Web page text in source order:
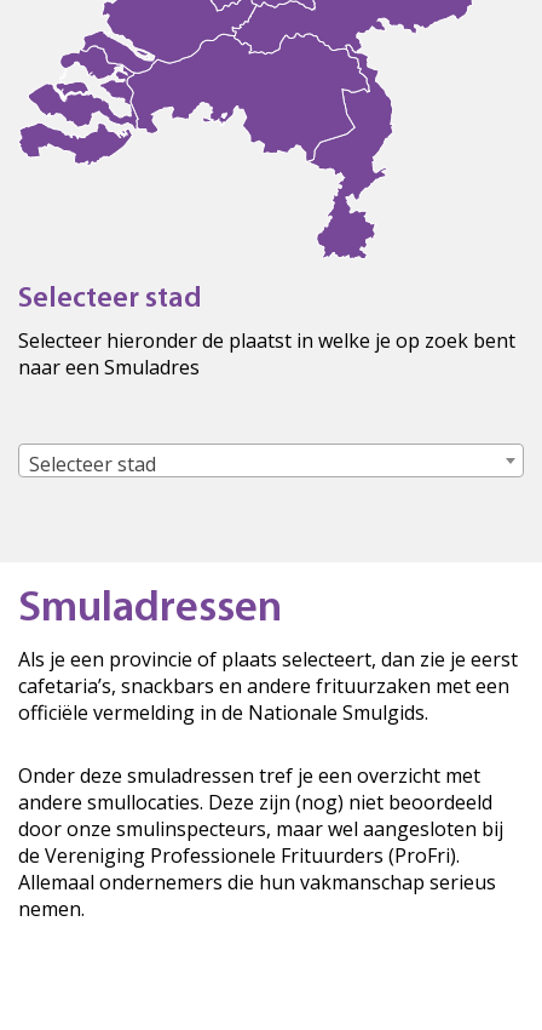
Selecteer stad
Selecteer hieronder de plaatst in welke je op zoek bent
naar een Smuladres
Selecteer stad
Smuladressen
Als je een provincie of plaats selecteert, dan zie je eerst
cafetaria’s, snackbars en andere frituurzaken met een
officiële vermelding in de Nationale Smulgids.
Onder deze smuladressen tref je een overzicht met
andere smullocaties. Deze zijn (nog) niet beoordeeld
door onze smulinspecteurs, maar wel aangesloten bij
de Vereniging Professionele Frituurders (ProFri).
Allemaal ondernemers die hun vakmanschap serieus
nemen.